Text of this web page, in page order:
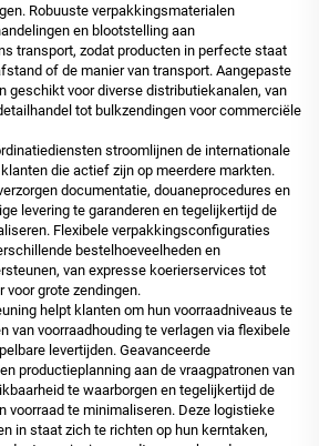
Robuuste verpakkingsmaterialen
en blootstelling aan
transport, zodat producten in perfecte staat
of de manier van transport. Aangepaste
geschikt voor diverse distributiekanalen, van
tot bulkzendingen voor commerciële
stroomlijnen de internationale
die actief zijn op meerdere markten.
documentatie, douaneprocedures en
levering te garanderen en tegelijkertijd de
Flexibele verpakkingsconfiguraties
bestelhoeveelheden en
van expresse koerierservices tot
grote zendingen.
helpt klanten om hun voorraadniveaus te
van voorraadhouding te verlagen via flexibele
levertijden. Geavanceerde
productieplanning aan de vraagpatronen van
te waarborgen en tegelijkertijd de
voorraad te minimaliseren. Deze logistieke
in staat zich te richten op hun kerntaken,